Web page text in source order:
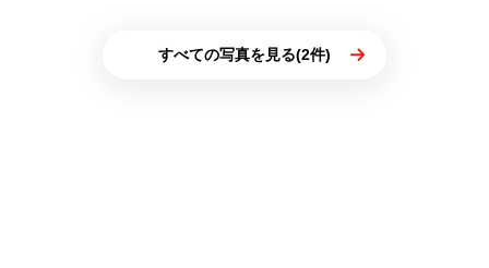
すべての写真を見る(2件)